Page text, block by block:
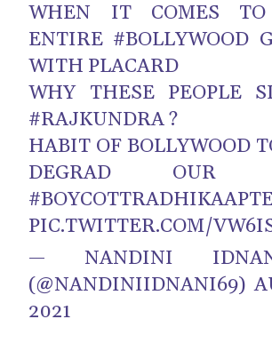
WHEN IT COMES TO
ENTIRE #BOLLYWOOD
WITH PLACARD
WHY THESE PEOPLE
#RAJKUNDRA?
HABIT OF BOLLYWOOD
DEGRAD OUR
PIC.TWITTER.COM/
— NANDINI
(@NANDINIIDNANI69)
2021